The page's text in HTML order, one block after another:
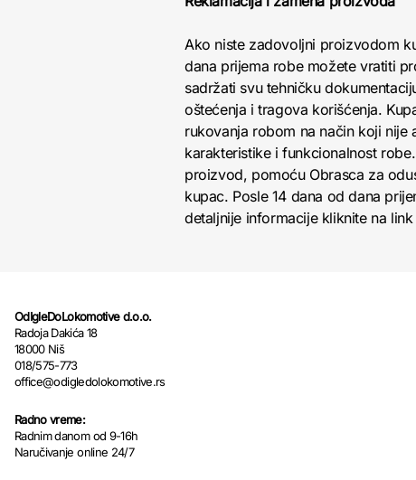
Ako niste zadovoljni proizvodom
dana prijema robe možete vratiti
sadržati svu tehničku
oštećenja i tragova korišćenja.
rukovanja robom na način koji
karakteristike i funkcionalnost
proizvod, pomoću Obrasca za
kupac. Posle 14 dana od dana
detaljnije informacije kliknite na link
OdIgleDoLokomotive d.o.o.
Radoja Dakića 18
18000 Niš
018/575-773
office@odigledolokomotive.rs
Radno vreme:
Radnim danom od 9-16h
Naručivanje online 24/7